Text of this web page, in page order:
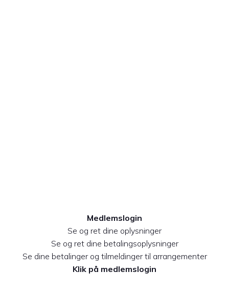
Medlemslogin
Se og ret dine oplysninger
Se og ret dine betalingsoplysninger
Se dine betalinger og tilmeldinger til arrangementer
Klik på medlemslogin